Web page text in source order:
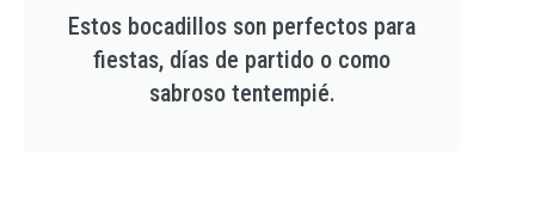
Estos bocadillos son perfectos para
fiestas, días de partido o como
sabroso tentempié.